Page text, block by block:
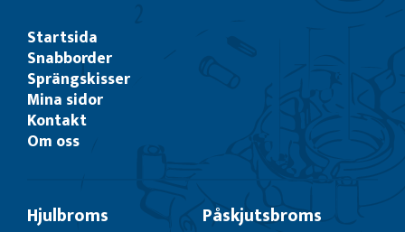
Startsida
Snabborder
Sprängskisser
Mina sidor
Kontakt
Om oss
Hjulbroms Påskjutsbroms